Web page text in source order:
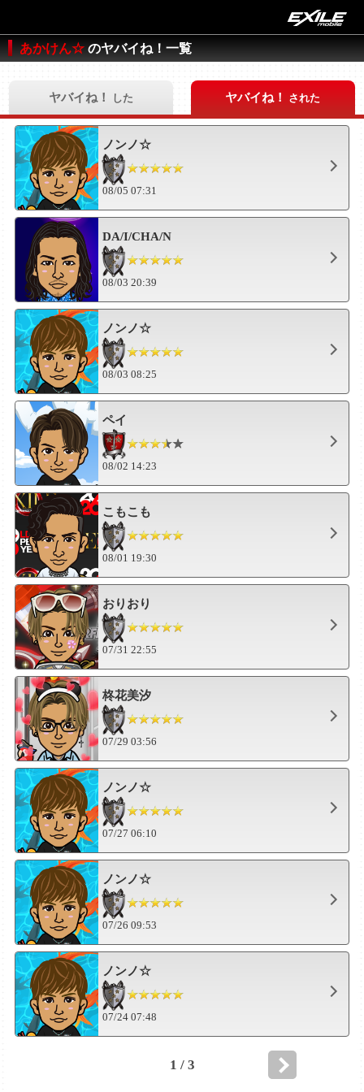
あかけん☆ のヤバイね！一覧
ヤバイね！ した ヤバイね！ された
ノンノ☆
08/05 07:31
DA/I/CHA/N
08/03 20:39
ノンノ☆
08/03 08:25
ペイ
08/02 14:23
こもこも
08/01 19:30
おりおり
07/31 22:55
柊花美汐
07/29 03:56
ノンノ☆
07/27 06:10
ノンノ☆
07/26 09:53
ノンノ☆
07/24 07:48
1 / 3